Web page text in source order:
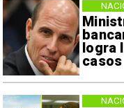
logra
casos